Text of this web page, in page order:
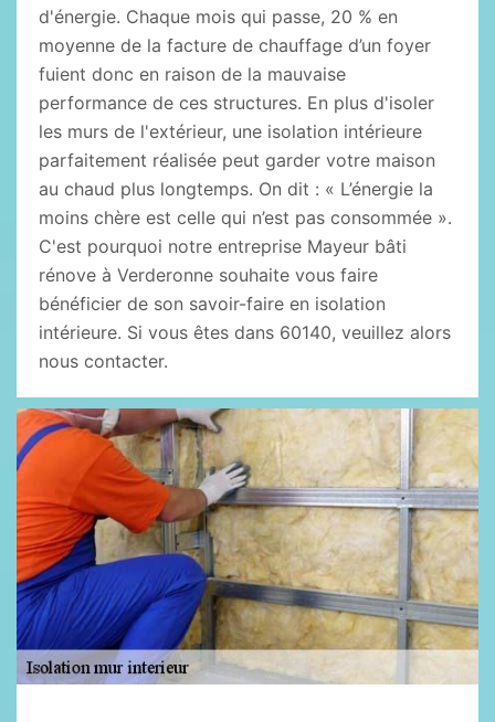
d'énergie. Chaque mois qui passe, 20 % en
moyenne de la facture de chauffage d’un foyer
fuient donc en raison de la mauvaise
performance de ces structures. En plus d'isoler
les murs de l'extérieur, une isolation intérieure
parfaitement réalisée peut garder votre maison
au chaud plus longtemps. On dit : « L’énergie la
moins chère est celle qui n’est pas consommée ».
C'est pourquoi notre entreprise Mayeur bâti
rénove à Verderonne souhaite vous faire
bénéficier de son savoir-faire en isolation
intérieure. Si vous êtes dans 60140, veuillez alors
nous contacter.